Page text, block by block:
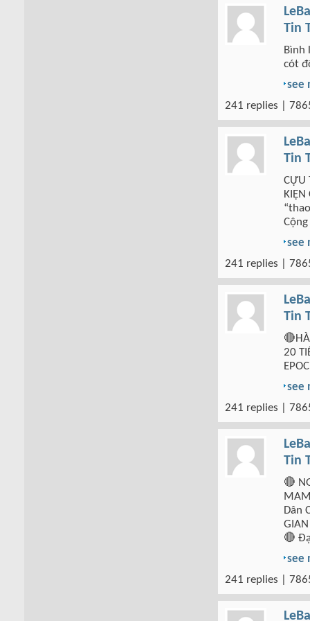
Tin
Bình
cót
see
241 replies |
Tin
CỰU
see
241 replies |
Tin
20
see
241 replies |
Tin
🔴
Dân
🔴
see
241 replies |